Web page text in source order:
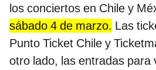
los conciertos en Chile y
sábado 4 de marzo. Las
Punto Ticket Chile y
otro lado, las entradas para